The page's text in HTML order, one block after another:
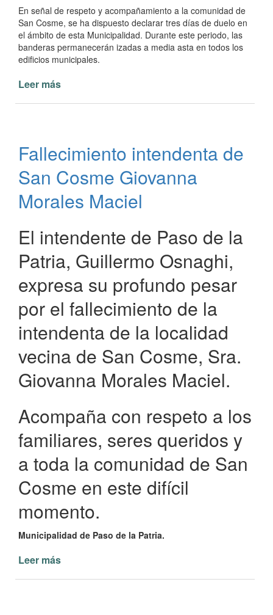
En señal de respeto y acompañamiento a la comunidad de
San Cosme, se ha dispuesto declarar tres días de duelo en
el ámbito de esta Municipalidad. Durante este periodo, las
banderas permanecerán izadas a media asta en todos los
edificios municipales.
Leer más
Municipalidad
de
Paso
de
la
Fallecimiento intendenta de
San Cosme Giovanna
Morales Maciel
El intendente de Paso de la
Patria, Guillermo Osnaghi,
expresa su profundo pesar
por el fallecimiento de la
intendenta de la localidad
vecina de San Cosme, Sra.
Giovanna Morales Maciel.
Acompaña con respeto a los
familiares, seres queridos y
a toda la comunidad de San
Cosme en este difícil
momento.
Municipalidad de Paso de la Patria.
Leer más